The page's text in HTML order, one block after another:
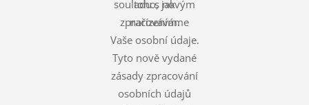
souladu s novým
nařízením.
toho, jak
zpracováváme
Vaše osobní údaje.
Tyto nově vydané
zásady zpracování
osobních údajů